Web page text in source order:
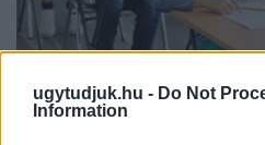
ugytudjuk.hu - Do Not
Information
KÉT RÉSZLETBEN
ISKOLAKEZDÉSI